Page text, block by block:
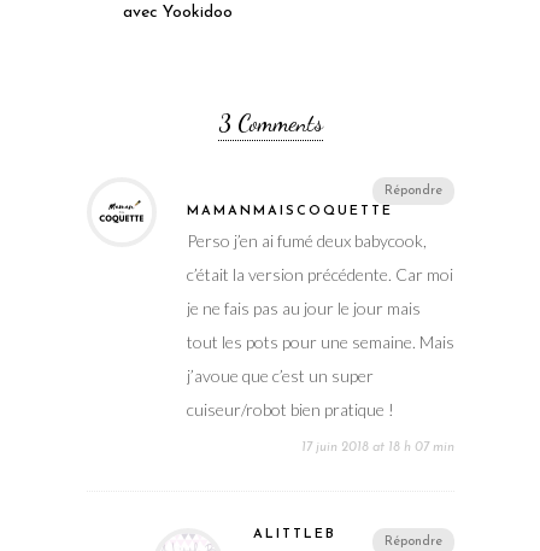
avec Yookidoo
3 Comments
Répondre
MAMANMAISCOQUETTE
Perso j’en ai fumé deux babycook,
c’était la version précédente. Car moi
je ne fais pas au jour le jour mais
tout les pots pour une semaine. Mais
j’avoue que c’est un super
cuiseur/robot bien pratique !
17 juin 2018 at 18 h 07 min
Répondre
ALITTLEB